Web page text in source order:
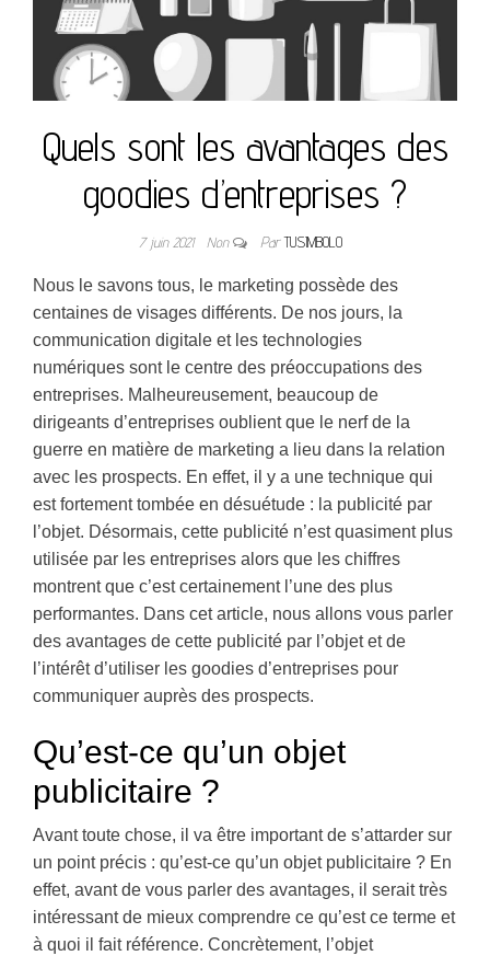
Quels sont les avantages des
goodies d’entreprises ?
7 juin 2021 Non ParTUSIMBOLO
Nous le savons tous, le marketing possède des
centaines de visages différents. De nos jours, la
communication digitale et les technologies
numériques sont le centre des préoccupations des
entreprises. Malheureusement, beaucoup de
dirigeants d’entreprises oublient que le nerf de la
guerre en matière de marketing a lieu dans la relation
avec les prospects. En effet, il y a une technique qui
est fortement tombée en désuétude : la publicité par
l’objet. Désormais, cette publicité n’est quasiment plus
utilisée par les entreprises alors que les chiffres
montrent que c’est certainement l’une des plus
performantes. Dans cet article, nous allons vous parler
des avantages de cette publicité par l’objet et de
l’intérêt d’utiliser les goodies d’entreprises pour
communiquer auprès des prospects.
Qu’est-ce qu’un objet
publicitaire ?
Avant toute chose, il va être important de s’attarder sur
un point précis : qu’est-ce qu’un objet publicitaire ? En
effet, avant de vous parler des avantages, il serait très
intéressant de mieux comprendre ce qu’est ce terme et
à quoi il fait référence. Concrètement, l’objet